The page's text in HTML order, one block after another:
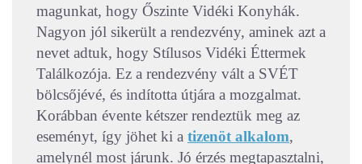
magunkat, hogy Őszinte Vidéki Konyhák.
Nagyon jól sikerült a rendezvény, aminek azt a
nevet adtuk, hogy Stílusos Vidéki Éttermek
Találkozója. Ez a rendezvény vált a SVÉT
bölcsőjévé, és indította útjára a mozgalmat.
Korábban évente kétszer rendeztük meg az
eseményt, így jöhet ki a tizenöt alkalom,
amelynél most járunk. Jó érzés megtapasztalni,